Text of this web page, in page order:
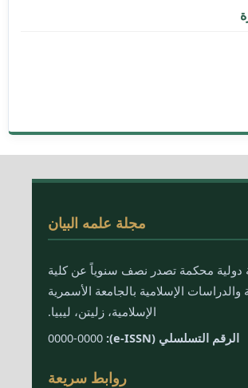
مجلة علمه البيان
دولية محكمة تصدر نصف سنوياً عن كلية
والدراسات الإسلامية بالجامعة الأسمرية
الإسلامية، زليتن، ليبيا.
الرقم التسلسلي (e-ISSN):
0000-0000
روابط سريعة